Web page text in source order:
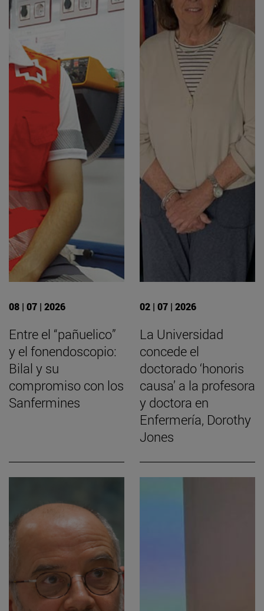
08 | 07 | 2026
Entre el “pañuelico”
y el fonendoscopio:
Bilal y su
compromiso con los
Sanfermines
02 | 07 | 2026
La Universidad
concede el
doctorado ‘honoris
causa’ a la profesora
y doctora en
Enfermería, Dorothy
Jones